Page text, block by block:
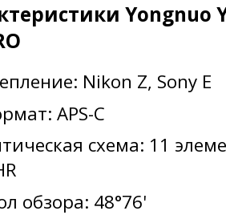
Yongnuo
Nikon Z, Sony E
APS-C
схема: 11
обзора: 48°76'